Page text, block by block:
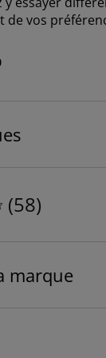
de vos
(58)
marque